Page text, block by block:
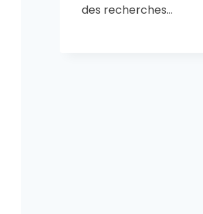
des recherches…